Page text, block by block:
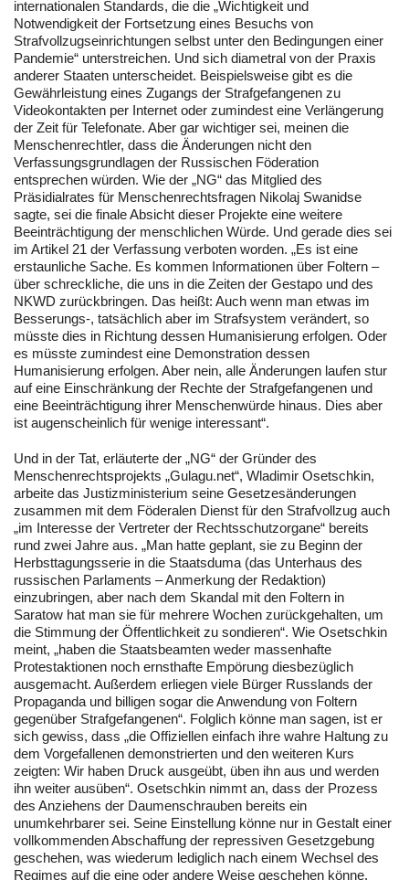
internationalen Standards, die die „Wichtigkeit und
Notwendigkeit der Fortsetzung eines Besuchs von
Strafvollzugseinrichtungen selbst unter den Bedingungen einer
Pandemie“ unterstreichen. Und sich diametral von der Praxis
anderer Staaten unterscheidet. Beispielsweise gibt es die
Gewährleistung eines Zugangs der Strafgefangenen zu
Videokontakten per Internet oder zumindest eine Verlängerung
der Zeit für Telefonate. Aber gar wichtiger sei, meinen die
Menschenrechtler, dass die Änderungen nicht den
Verfassungsgrundlagen der Russischen Föderation
entsprechen würden. Wie der „NG“ das Mitglied des
Präsidialrates für Menschenrechtsfragen Nikolaj Swanidse
sagte, sei die finale Absicht dieser Projekte eine weitere
Beeinträchtigung der menschlichen Würde. Und gerade dies sei
im Artikel 21 der Verfassung verboten worden. „Es ist eine
erstaunliche Sache. Es kommen Informationen über Foltern –
über schreckliche, die uns in die Zeiten der Gestapo und des
NKWD zurückbringen. Das heißt: Auch wenn man etwas im
Besserungs-, tatsächlich aber im Strafsystem verändert, so
müsste dies in Richtung dessen Humanisierung erfolgen. Oder
es müsste zumindest eine Demonstration dessen
Humanisierung erfolgen. Aber nein, alle Änderungen laufen stur
auf eine Einschränkung der Rechte der Strafgefangenen und
eine Beeinträchtigung ihrer Menschenwürde hinaus. Dies aber
ist augenscheinlich für wenige interessant“.
Und in der Tat, erläuterte der „NG“ der Gründer des
Menschenrechtsprojekts „Gulagu.net“, Wladimir Osetschkin,
arbeite das Justizministerium seine Gesetzesänderungen
zusammen mit dem Föderalen Dienst für den Strafvollzug auch
„im Interesse der Vertreter der Rechtsschutzorgane“ bereits
rund zwei Jahre aus. „Man hatte geplant, sie zu Beginn der
Herbsttagungsserie in die Staatsduma (das Unterhaus des
russischen Parlaments – Anmerkung der Redaktion)
einzubringen, aber nach dem Skandal mit den Foltern in
Saratow hat man sie für mehrere Wochen zurückgehalten, um
die Stimmung der Öffentlichkeit zu sondieren“. Wie Osetschkin
meint, „haben die Staatsbeamten weder massenhafte
Protestaktionen noch ernsthafte Empörung diesbezüglich
ausgemacht. Außerdem erliegen viele Bürger Russlands der
Propaganda und billigen sogar die Anwendung von Foltern
gegenüber Strafgefangenen“. Folglich könne man sagen, ist er
sich gewiss, dass „die Offiziellen einfach ihre wahre Haltung zu
dem Vorgefallenen demonstrierten und den weiteren Kurs
zeigten: Wir haben Druck ausgeübt, üben ihn aus und werden
ihn weiter ausüben“. Osetschkin nimmt an, dass der Prozess
des Anziehens der Daumenschrauben bereits ein
unumkehrbarer sei. Seine Einstellung könne nur in Gestalt einer
vollkommenden Abschaffung der repressiven Gesetzgebung
geschehen, was wiederum lediglich nach einem Wechsel des
Regimes auf die eine oder andere Weise geschehen könne.